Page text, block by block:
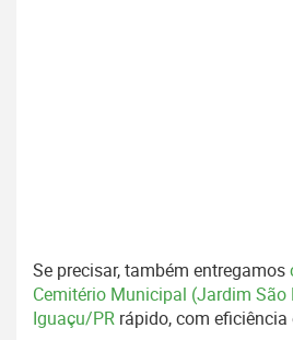
Se precisar, também entregamos
Cemitério Municipal (Jardim São
Iguaçu/PR rápido, com